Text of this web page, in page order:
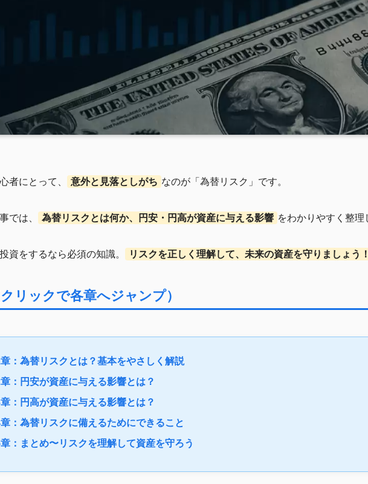
者にとって、 意外と見落としがち なのが「為替リスク」です。
では、 為替リスクとは何か、円安・円高が資産に与える影響 をわかりやすく整理
資をするなら必須の知識。 リスクを正しく理解して、未来の資産を守りましょう
リックで各章へジャンプ）
：為替リスクとは？基本をやさしく解説
：円安が資産に与える影響とは？
：円高が資産に与える影響とは？
：為替リスクに備えるためにできること
：まとめ〜リスクを理解して資産を守ろう